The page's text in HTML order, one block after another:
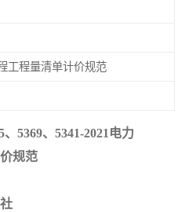
工程量清单计价规范
5369、5341-2021电力
规范
广东省建设工程预算定额
年考军校教材资料